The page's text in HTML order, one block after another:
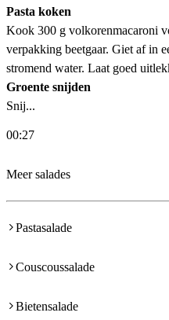
Pasta koken
Kook 300 g volkorenmacaroni
verpakking beetgaar. Giet af in
stromend water. Laat goed
Groente snijden
Snij...
00:27
Meer salades
Pastasalade
Couscoussalade
Bietensalade